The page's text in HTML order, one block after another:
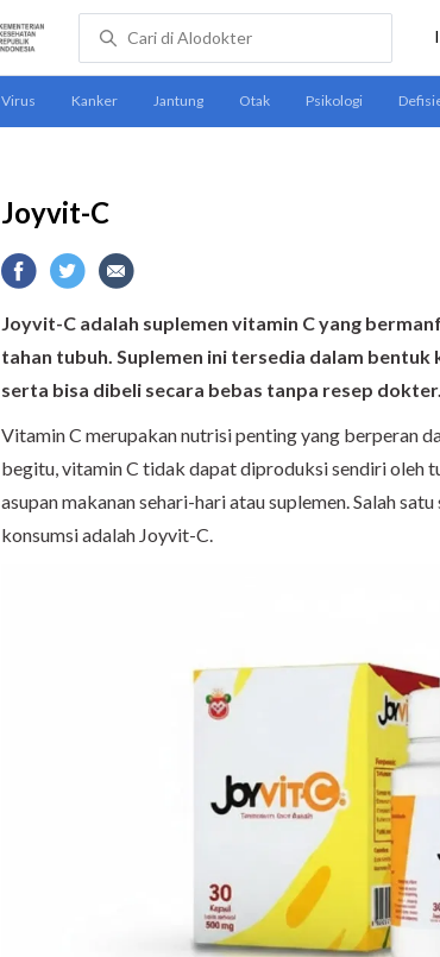
Joyvit-C
Joyvit-C adalah suplemen vitamin C yang
tahan tubuh. Suplemen ini tersedia dalam bentuk
serta bisa dibeli secara bebas tanpa resep dokter.
Vitamin C merupakan nutrisi penting yang berperan
begitu, vitamin C tidak dapat diproduksi sendiri oleh
asupan makanan sehari-hari atau suplemen. Salah
konsumsi adalah Joyvit-C.